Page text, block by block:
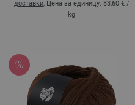
доставки, Цена за единицу: 83,60 € /
kg